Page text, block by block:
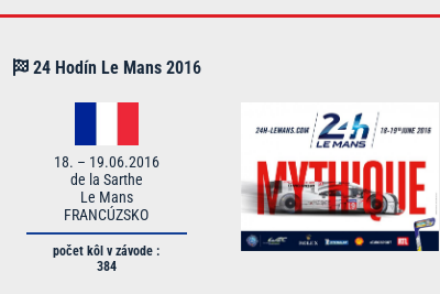
24 Hodín Le Mans 2016
18. – 19.06.2016
de la Sarthe
Le Mans
FRANCÚZSKO
počet kôl v závode :
384